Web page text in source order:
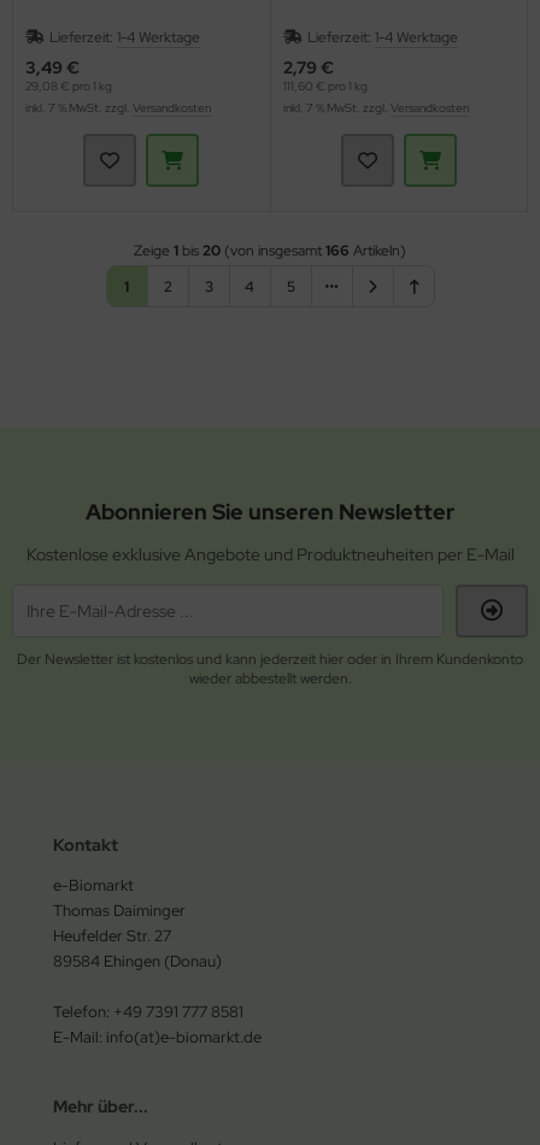
Lieferzeit: 1-4 Werktage
3,49 €
29,08 € pro 1 kg
inkl. 7 % MwSt. zzgl. Versandkosten
Lieferzeit: 1-4 Werktage
2,79 €
111,60 € pro 1 kg
inkl. 7 % MwSt. zzgl. Versandkosten
Zeige 1 bis20 (von insgesamt166 Artikeln)
1
2 3 4 5
Abonnieren Sie unseren Newsletter
Kostenlose exklusive Angebote und Produktneuheiten per E-Mail
Der Newsletter ist kostenlos und kann jederzeit hier oder in Ihrem Kundenkonto
wieder abbestellt werden.
Kontakt
e-Biomarkt
Thomas Daiminger
Heufelder Str. 27
89584 Ehingen (Donau)
Telefon: +49 7391 777 8581
E-Mail: info(at)e-biomarkt.de
Mehr über...